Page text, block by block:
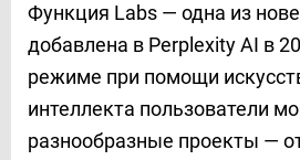
Функция Labs — одна из
добавлена в Perplexity AI в
режиме при помощи
интеллекта пользователи
разнообразные проекты —